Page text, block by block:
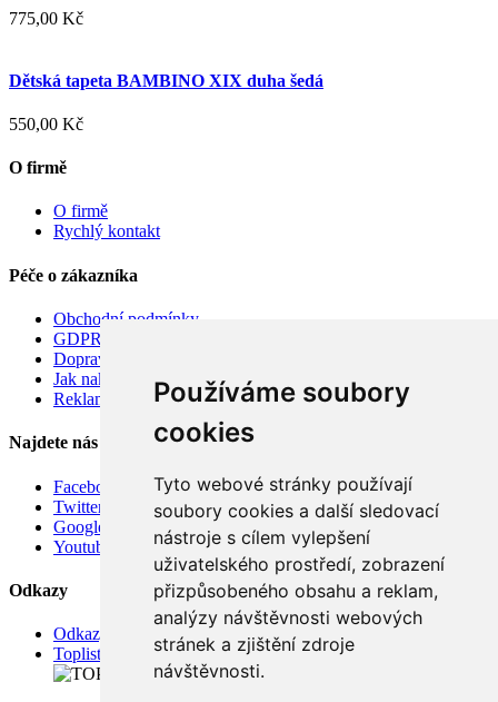
Používáme soubory
cookies
Tyto webové stránky používají
soubory cookies a další sledovací
nástroje s cílem vylepšení
uživatelského prostředí, zobrazení
přizpůsobeného obsahu a reklam,
analýzy návštěvnosti webových
stránek a zjištění zdroje
návštěvnosti.
775,00 Kč
Dětská tapeta BAMBINO XIX duha šedá
550,00 Kč
O firmě
O firmě
Rychlý kontakt
Péče o zákazníka
Obchodní podmínky
GDPR
Doprava
Jak nakupovat
Reklamace
Najdete nás
Facebook
Twitter
Google
Youtube
Odkazy
Odkazy
Toplist